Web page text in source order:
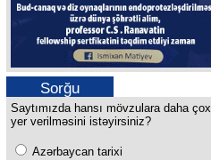
Sorğu
Saytımızda hansı mövzulara daha çox
yer verilməsini istəyirsiniz?
Azərbaycan tarixi